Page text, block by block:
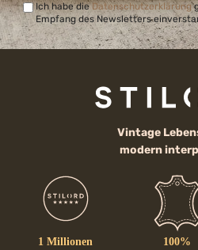
Ich habe dieDatenschutzerklärung
Empfang des Newsletters
Vintage
modern
1 Millionen 100%